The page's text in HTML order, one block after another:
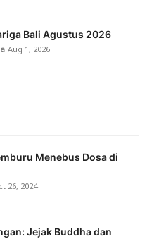
Bali Agustus 2026
Aug 1, 2026
Menebus Dosa di
26, 2024
Jejak Buddha dan